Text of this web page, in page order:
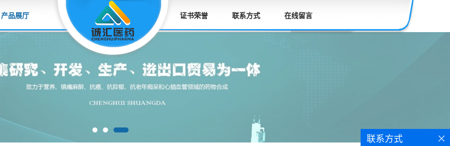
产品展厅 证书荣誉 联系方式 在线留言
联系方式